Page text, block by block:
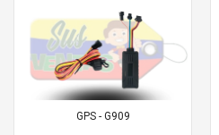
GPS - G909